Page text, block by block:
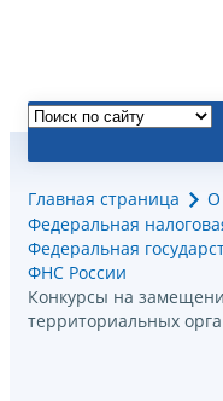
Главная страница
О
Федеральная
Федеральная
ФНС России
Конкурсы на
территориальных